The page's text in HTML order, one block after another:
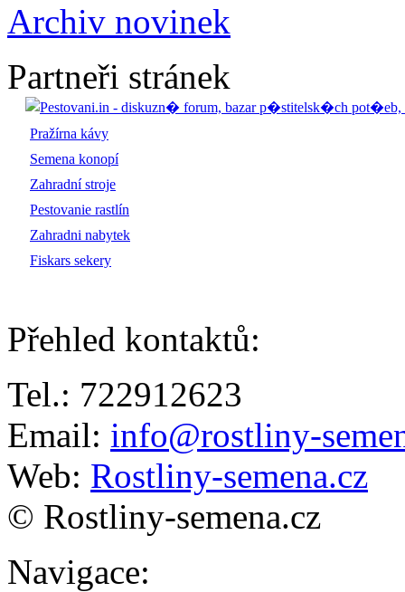
Archiv novinek
Partneři stránek
Pražírna kávy
Semena konopí
Zahradní stroje
Pestovanie rastlín
Zahradni nabytek
Fiskars sekery
Přehled kontaktů:
Tel.: 722912623
Email: info@rostliny-
Web: Rostliny-semena.cz
© Rostliny-semena.cz
Navigace: